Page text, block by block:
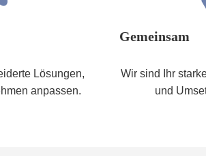
Lösungen,
anpassen.
Gemeinsam
Wir sind Ihr
und